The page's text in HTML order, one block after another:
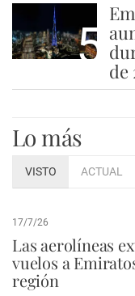
5 de
Lo más
VISTO ACTUAL
17/7/26
Las aerolíneas
vuelos a
región